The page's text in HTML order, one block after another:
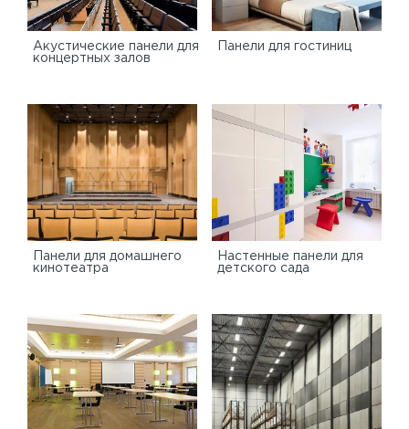
Акустические панели для
концертных залов
Панели для гостиниц
Панели для домашнего
кинотеатра
Настенные панели для
детского сада